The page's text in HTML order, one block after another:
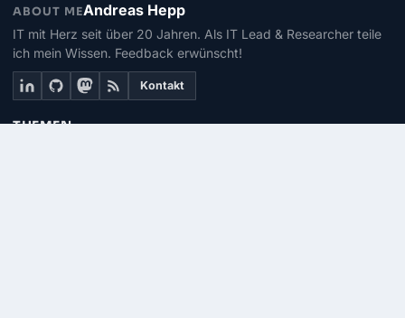
ABOUT MEAndreas Hepp
IT mit Herz seit über 20 Jahren. Als IT Lead & Researcher teile
ich mein Wissen. Feedback erwünscht!
Kontakt
THEMEN